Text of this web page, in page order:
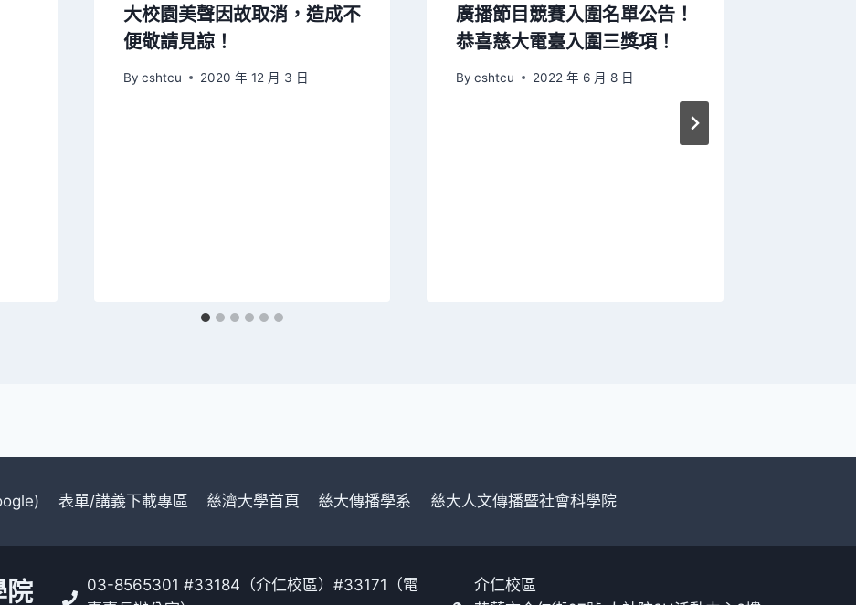
大校園美聲因故取消，造成不
便敬請見諒！
By cshtcu 2020 年 12 月 3 日
廣播節目競賽入圍名單公告！
恭喜慈大電臺入圍三獎項！
By cshtcu 2022 年 6 月 8 日
表單/講義下載專區 慈濟大學首頁 慈大傳播學系 慈大人文傳播暨社會科學院
院
03-8565301 #33184（介仁校區）#33171（電
介仁校區